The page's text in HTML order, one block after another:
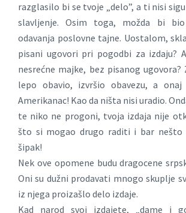
razglasilo bi se tvoje „delo”, a ti nisi
slavljenje. Osim toga, možda bi
odavanja poslovne tajne. Uostalom,
pisani ugovori pri pogodbi za izdaju?
nesrećne majke, bez pisanog
lepo obavio, izvršio obavezu, a
Amerikanac! Kao da ništa nisi uradio.
te niko ne progoni, tvoja izdaja nije
što si mogao drugo raditi i bar nešto
šipak!
Nek ove opomene budu dragocene
Oni su dužni prodavati mnogo skuplje
iz njega proizašlo delo izdaje.
Kad narod svoj izdajete, „dame i